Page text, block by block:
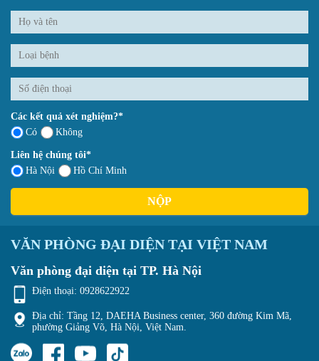
Các kết quả xét nghiệm?*
Có
Không
Liên hệ chúng tôi*
Hà Nội
Hồ Chí Minh
NỘP
VĂN PHÒNG ĐẠI DIỆN TẠI VIỆT NAM
Văn phòng đại diện tại TP. Hà Nội
Điện thoại: 0928622922
Địa chỉ: Tầng 12, DAEHA Business center, 360 đường Kim Mã,
phường Giảng Võ, Hà Nội, Việt Nam.